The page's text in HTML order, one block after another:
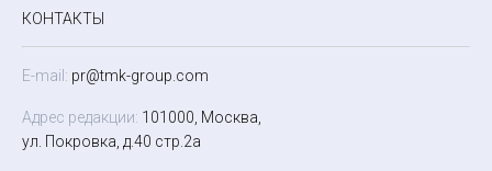
КОНТАКТЫ
E-mail: pr@tmk-group.com
Адрес редакции: 101000, Москва,
ул. Покровка, д.40 стр.2а